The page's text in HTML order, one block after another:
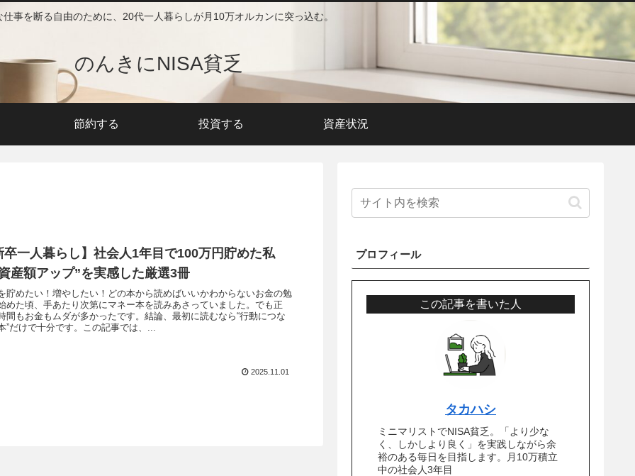
仕事を断る自由のために、20代一人暮らしが月10万オルカンに突っ込む。
のんきにNISA貧乏
節約する 投資する 資産状況
卒一人暮らし】社会人1年目で100万円貯めた私
産額アップ”を実感した厳選3冊
貯めたい！増やしたい！どの本から読めばいいかわからないお金の勉
めた頃、手あたり次第にマネー本を読みあさっていました。でも正
間もお金もムダが多かったです。結論、最初に読むなら“行動につな
”だけで十分です。この記事では、...
2025.11.01
プロフィール
この記事を書いた人
タカハシ
ミニマリストでNISA貧乏。「より少な
く、しかしより良く」を実践しながら余
裕のある毎日を目指します。月10万積立
中の社会人3年目